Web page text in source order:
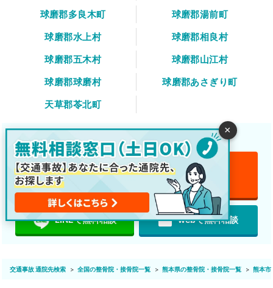
球磨郡多良木町
球磨郡湯前町
球磨郡水上村
球磨郡相良村
球磨郡五木村
球磨郡山江村
球磨郡球磨村
球磨郡あさぎり町
天草郡苓北町
交通事故後の治療や通院先をご案内します！
無料 電話で無料相談
LINEで無料相談 featured_play_list webで無料相談
交通事故 通院先検索 全国の整骨院・接骨院一覧 熊本県の整骨院・接骨院一覧 熊本市
×